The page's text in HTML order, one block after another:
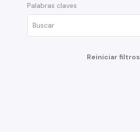
Tahoe
N400
Palabras claves
Reiniciar filtros